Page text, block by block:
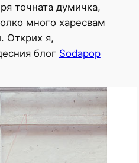
точната думичка,
много харесвам
Открих я,
блог Sodapop